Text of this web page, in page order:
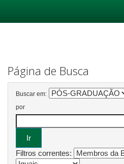
Página de Busca
Buscar em:
por
Filtros correntes: